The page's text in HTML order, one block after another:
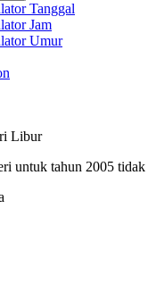
Tanggal
Jam
Umur
Libur
untuk tahun 2005